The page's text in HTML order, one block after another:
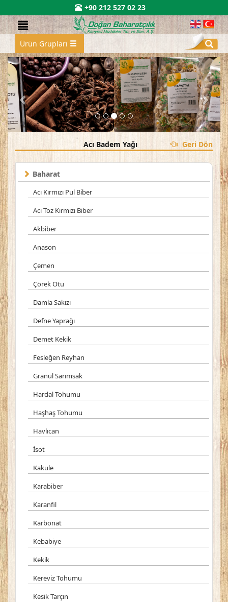
+90 212 527 02 23
Ürün Grupları
Acı Badem Yağı Geri Dön
Baharat
Acı Kırmızı Pul Biber
Acı Toz Kırmızı Biber
Akbiber
Anason
Çemen
Çörek Otu
Damla Sakızı
Defne Yaprağı
Demet Kekik
Fesleğen Reyhan
Granül Sarımsak
Hardal Tohumu
Haşhaş Tohumu
Havlıcan
İsot
Kakule
Karabiber
Karanfil
Karbonat
Kebabiye
Kekik
Kereviz Tohumu
Kesik Tarçın